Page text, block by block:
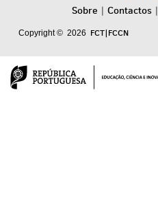
Sobre | Contactos|
Copyright © 2026 FCT|FCCN